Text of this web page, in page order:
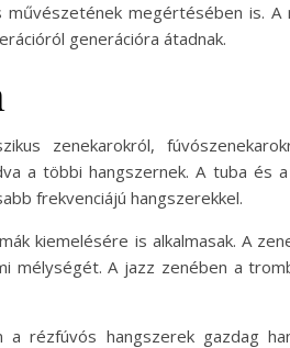
megértésében is. A
generációra átadnak.
zenekarokról,
a többi hangszernek. A tuba és
frekvenciájú hangszerekkel.
kiemelésére is alkalmasak. A
mélységét. A jazz zenében a
rézfúvós hangszerek gazdag